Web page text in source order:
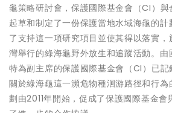
龜策略研討會，保護國際基金會（CI）
起草和制定了一份保護當地水域海龜的
了支持這一項研究項目並使其得以落實
灣舉行的綠海龜野外放生和追蹤活動。由
特為副主席的保護國際基金會（CI）已
關於綠海龜這一瀕危物種洄游路徑和行
劃由2011年開始，促成了保護國際基金